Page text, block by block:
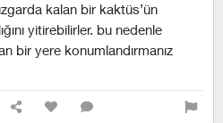
kalan bir kaktüs’ün
yitirebilirler. bu nedenle
bir yere konumlandırmanız